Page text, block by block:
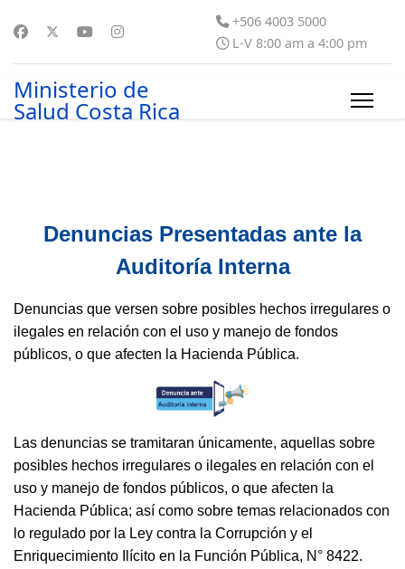
+506 4003 5000
L-V 8:00 am a 4:00 pm
Ministerio de
Salud Costa Rica
Denuncias Presentadas ante la
Auditoría Interna
Denuncias que versen sobre posibles hechos irregulares o
ilegales en relación con el uso y manejo de fondos
públicos, o que afecten la Hacienda Pública.
Las denuncias se tramitaran únicamente, aquellas sobre
posibles hechos irregulares o ilegales en relación con el
uso y manejo de fondos públicos, o que afecten la
Hacienda Pública; así como sobre temas relacionados con
lo regulado por la Ley contra la Corrupción y el
Enriquecimiento Ilícito en la Función Pública, N° 8422.